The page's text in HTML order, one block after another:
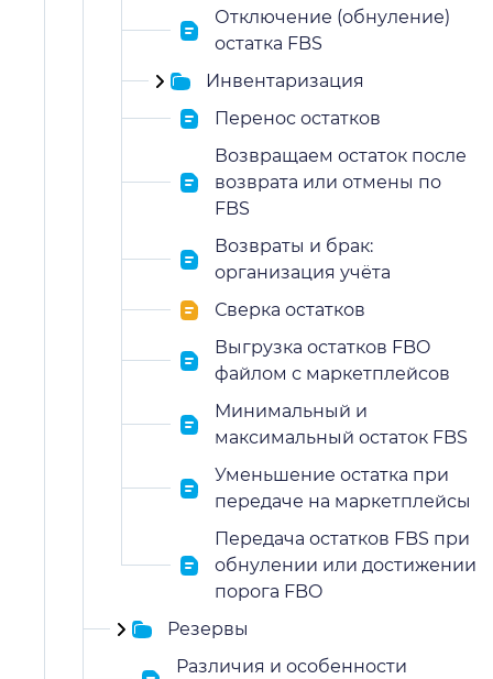
Отключение (обнуление)
остатка FBS
Инвентаризация
Перенос остатков
Возвращаем остаток после
возврата или отмены по
FBS
Возвраты и брак:
организация учёта
Сверка остатков
Выгрузка остатков FBO
файлом с маркетплейсов
Минимальный и
максимальный остаток FBS
Уменьшение остатка при
передаче на маркетплейсы
Передача остатков FBS при
обнулении или достижении
порога FBO
Резервы
Различия и особенности